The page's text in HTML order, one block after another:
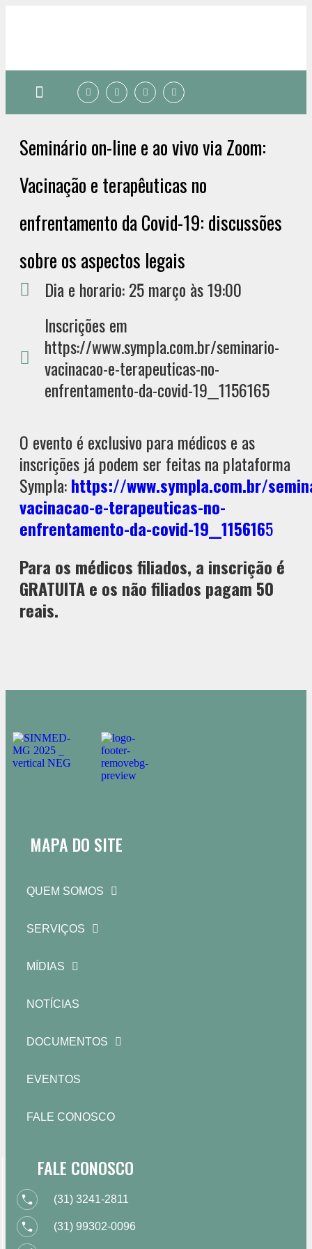
Seminário on-line e ao vivo via Zoom:
Vacinação e terapêuticas no
enfrentamento da Covid-19: discussões
sobre os aspectos legais
Dia e horario: 25 março às 19:00
Inscrições em
https://www.sympla.com.br/seminario-
vacinacao-e-terapeuticas-no-
enfrentamento-da-covid-19__1156165
O evento é exclusivo para médicos e as
inscrições já podem ser feitas na plataforma
Sympla:https://www.sympla.com.br/
vacinacao-e-terapeuticas-no-
enfrentamento-da-covid-19__1156165
Para os médicos filiados, a inscrição é
GRATUITA e os não filiados pagam 50
reais.
MAPA DO SITE
QUEM SOMOS
SERVIÇOS
MÍDIAS
NOTÍCIAS
DOCUMENTOS
EVENTOS
FALE CONOSCO
FALE CONOSCO
(31) 3241-2811
(31) 99302-0096